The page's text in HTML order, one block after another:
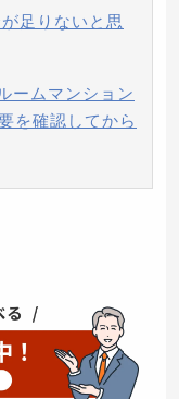
足りないと思
ームマンション
を確認してから